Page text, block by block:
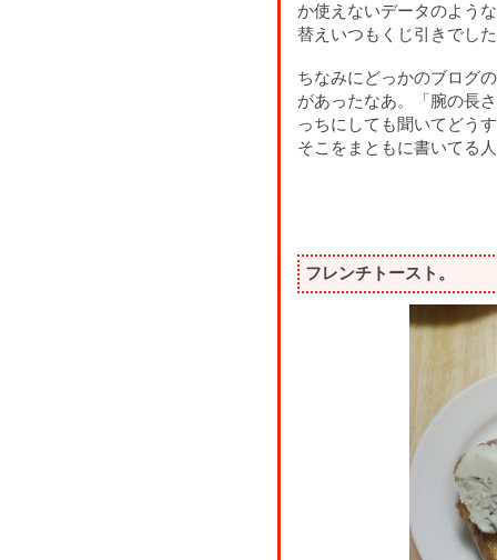
か使えないデータのよう
替えいつもくじ引きで
ちなみにどっかのブログ
があったなあ。「腕の長
っちにしても聞いてどう
そこをまともに書いてる
フレンチトースト。